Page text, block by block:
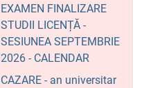
EXAMEN FINALIZARE
STUDII LICENȚĂ -
SESIUNEA SEPTEMBRIE
2026 - CALENDAR
CAZARE - an universitar